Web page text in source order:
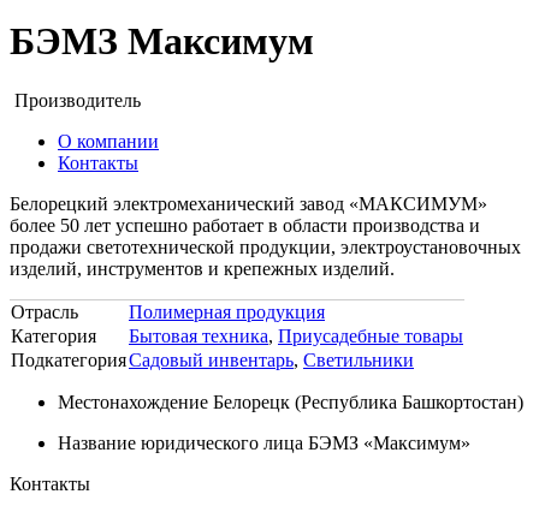
БЭМЗ Максимум
Производитель
О компании
Контакты
Белорецкий электромеханический завод «МАКСИМУМ»
более 50 лет успешно работает в области производства и
продажи светотехнической продукции, электроустановочных
изделий, инструментов и крепежных изделий.
Отрасль
Полимерная продукция
Категория
Бытовая техника, Приусадебные товары
ПодкатегорияСадовый инвентарь, Светильники
Местонахождение Белорецк (Республика Башкортостан)
Название юридического лица БЭМЗ «Максимум»
Контакты